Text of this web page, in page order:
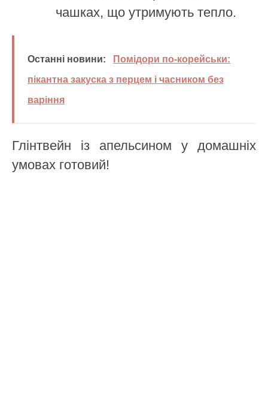
чашках, що утримують тепло.
Останні новини:
Помідори по-корейськи:
пікантна закуска з перцем і часником без
варіння
Глінтвейн із апельсином у домашніх
умовах готовий!